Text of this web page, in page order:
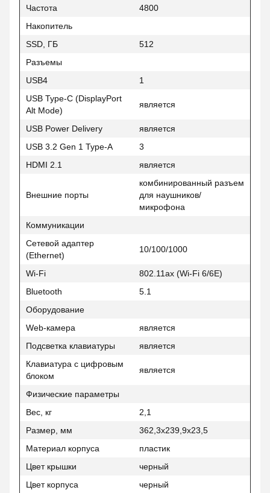
Частота
4800
Накопитель
SSD, ГБ
512
Разъемы
USB4
1
USB Type-C (DisplayPort
Alt Mode)
является
USB Power Delivery
является
USB 3.2 Gen 1 Type-A
3
HDMI 2.1
является
Внешние порты
комбинированный разъем
для наушников/
микрофона
Коммуникации
Сетевой адаптер
(Ethernet)
10/100/1000
Wi-Fi
802.11ax (Wi-Fi 6/6E)
Bluetooth
5.1
Оборудование
Web-камера
является
Подсветка клавиатуры
является
Клавиатура с цифровым
блоком
является
Физические параметры
Вес, кг
2,1
Размер, мм
362,3x239,9x23,5
Материал корпуса
пластик
Цвет крышки
черный
Цвет корпуса
черный